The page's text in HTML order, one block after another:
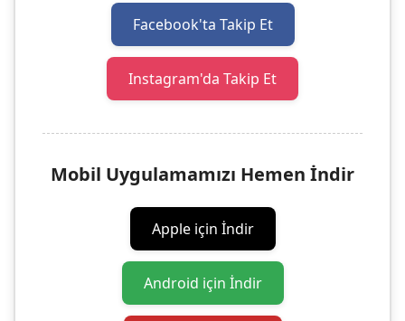
Facebook'ta Takip Et
Instagram'da Takip Et
Mobil Uygulamamızı Hemen İndir
Apple için İndir
Android için İndir